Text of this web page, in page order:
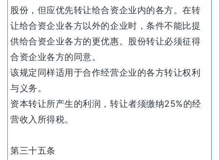
股份，但应优先转让给合资企业内的各方。在转
让给合资企业各方以外的企业时，条件不能比提
供给合资企业各方的更优惠。股份转让必须征得
合资企业各方的同意。
该规定同样适用于合作经营企业的各方转让权利
与义务。
资本转让所产生的利润，转让者须缴纳25%的经
营收入所得税。
第三十五条